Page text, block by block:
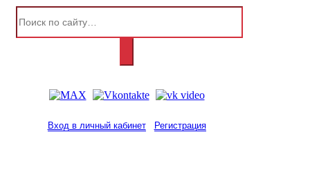
Вход в личный кабинет Регистрация